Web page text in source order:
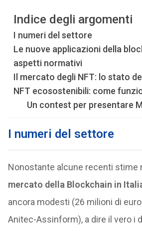
Indice degli argomenti
I numeri del settore
Le nuove applicazioni della
aspetti normativi
Il mercato degli NFT: lo stato
NFT ecosostenibili: come
Un contest per presentare
I numeri del settore
Nonostante alcune recenti stime
mercato della Blockchain in
ancora modesti (26 milioni di
Anitec-Assinform), a dire il vero i